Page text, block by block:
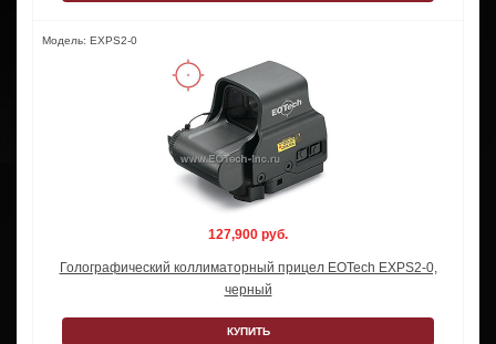
Модель: EXPS2-0
127,900 руб.
Голографический коллиматорный прицел EOTech EXPS2-0,
черный
КУПИТЬ